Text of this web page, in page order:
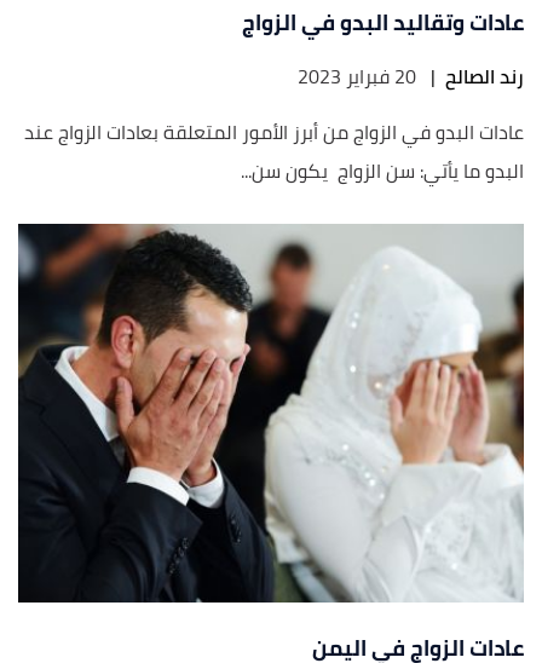
عادات وتقاليد البدو في الزواج
رند الصالح | 20 فبراير 2023
عادات البدو في الزواج من أبرز الأمور المتعلقة بعادات الزواج عند
البدو ما يأتي: سن الزواج يكون سن...
عادات الزواج في اليمن